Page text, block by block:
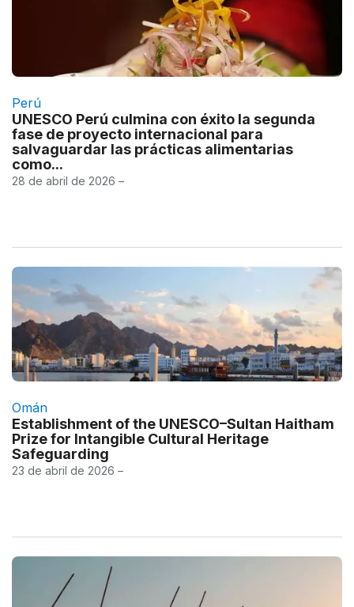
Perú
UNESCO Perú culmina con éxito la segunda
fase de proyecto internacional para
salvaguardar las prácticas alimentarias
como...
28 de abril de 2026 –
Omán
Establishment of the UNESCO–Sultan Haitham
Prize for Intangible Cultural Heritage
Safeguarding
23 de abril de 2026 –